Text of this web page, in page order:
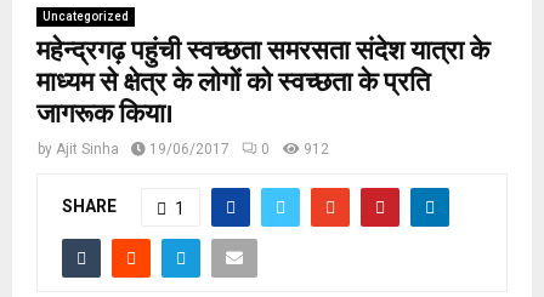
M
A
Uncategorized
महेन्द्रगढ़ पहुंची स्वच्छता समरसता संदेश यात्रा के
माध्यम से क्षेत्र के लोगों को स्वच्छता के प्रति
जागरूक किया।
by Ajit Sinha 19/06/2017 0 912
SHARE 1